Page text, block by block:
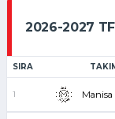
2026-2027
SIRA
1 Manisa